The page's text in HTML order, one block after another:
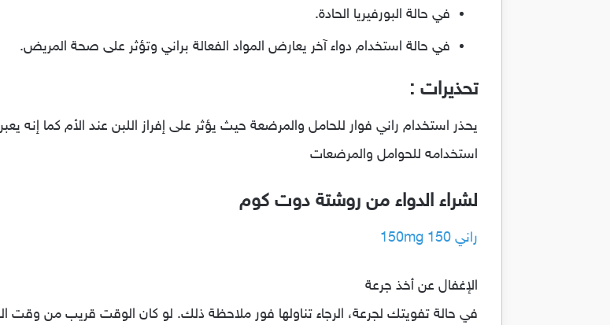
في حالة البورفيريا الحادة.
في حالة استخدام دواء آخر يعارض المواد الفعالة براني وتؤثر على صحة المريض.
تحذيرات :
يحذر استخدام راني فوار للحامل والمرضعة حيث يؤثر على إفراز اللبن عند الأم كما إنه
استخدامه للحوامل والمرضعات
لشراء الدواء من روشتة دوت كوم
راني 150 150mg
الإغفال عن أخذ جرعة
في حالة تفويتك لجرعة، الرجاء تناولها فور ملاحظة ذلك. لو كان الوقت قريب من وقت